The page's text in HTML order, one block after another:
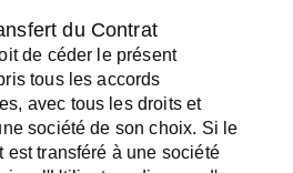
du Contrat
de céder le présent
tous les accords
avec tous les droits et
société de son choix. Si le
est transféré à une société